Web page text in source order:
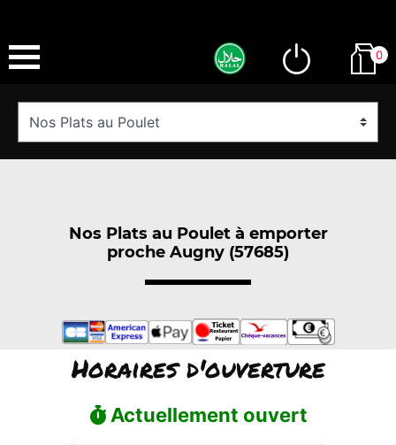
0
Nos Plats au Poulet à emporter
proche Augny (57685)
Horaires d'ouverture
Actuellement ouvert